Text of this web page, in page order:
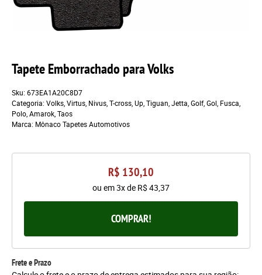
Tapete Emborrachado para Volks
Sku: 673EA1A20C8D7
Categoria: Volks,Virtus, Nivus,T-cross,Up,Tiguan,Jetta,Golf,Gol, Fusca,
Polo,Amarok,Taos
Marca: Mônaco Tapetes Automotivos
R$ 130,10
ou em3xde R$ 43,37
COMPRAR!
Frete e Prazo